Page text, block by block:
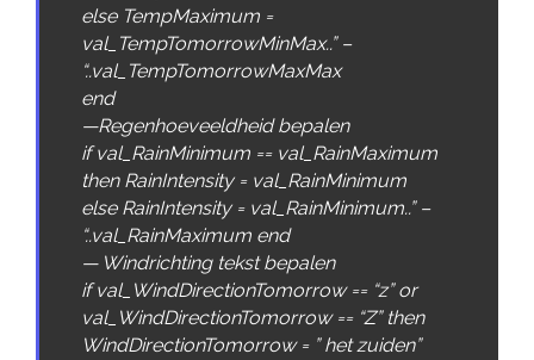
else TempMaximum =
val_TempTomorrowMinMax.” –
..val_TempTomorrowMaxMax
end
—Regenhoeveeldheidbepalen
if val_RainMinimum == val_RainMaximum
then RainIntensity= val_RainMinimum
else RainIntensity= val_RainMinimum.” –
..val_RainMaximum end
— Windrichting tekstbepalen
if val_WindDirectionTomorrow== “z” or
val_WindDirectionTomorrow== “Z” then
WindDirectionTomorrow= ” het zuiden”